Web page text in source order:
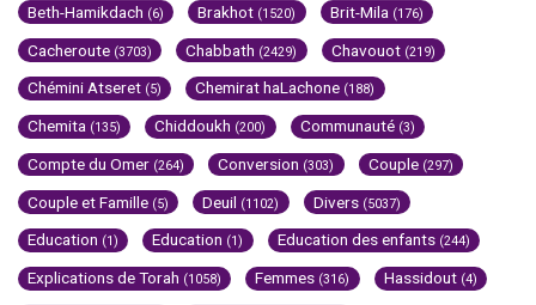
Beth-Hamikdach (6) Brakhot (1520) Brit-Mila (176)
Cacheroute (3703) Chabbath (2429) Chavouot (219)
Chémini Atseret (5) Chemirat haLachone (188)
Chemita (135) Chiddoukh (200) Communauté (3)
Compte du Omer (264) Conversion (303) Couple (297)
Couple et Famille (5) Deuil (1102) Divers (5037)
Education (1) Education (1) Education des enfants (244)
Explications de Torah (1058) Femmes (316) Hassidout (4)